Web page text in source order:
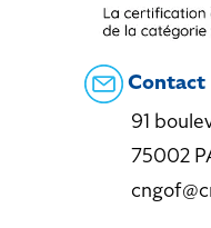
Contact
91
75002